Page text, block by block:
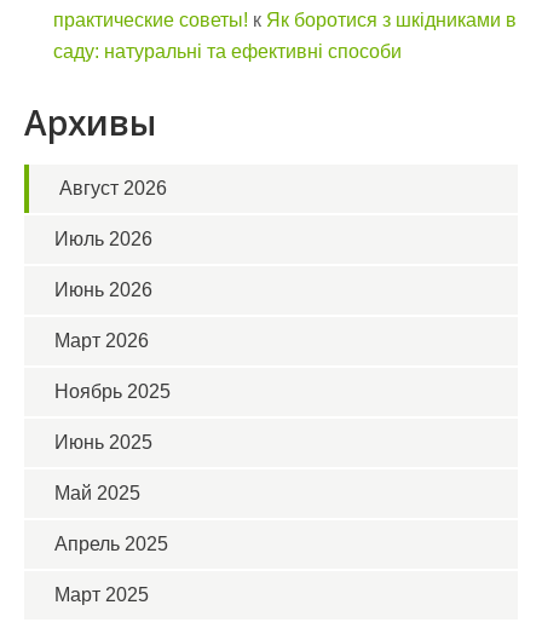
практические советы! к Як боротися з шкідниками в
саду: натуральні та ефективні способи
Архивы
Август 2026
Июль 2026
Июнь 2026
Март 2026
Ноябрь 2025
Июнь 2025
Май 2025
Апрель 2025
Март 2025